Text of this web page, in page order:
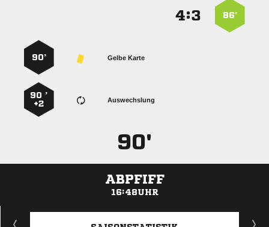
86’
:
Gelbe Karte
90’
Auswechslung
90 ’
+2
90'
ABPFIFF
16:48UHR
ANZEIGE